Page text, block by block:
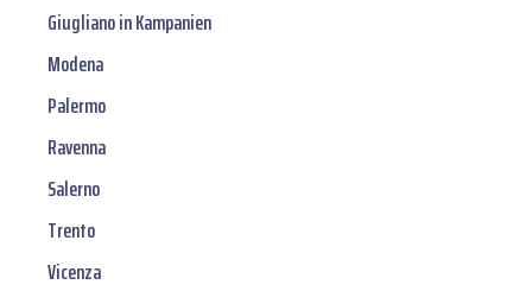
Giugliano in Kampanien
Modena
Palermo
Ravenna
Salerno
Trento
Vicenza